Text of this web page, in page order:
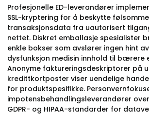
Profesjonelle ED-leverandører
SSL-kryptering for å beskytte følsomme
transaksjonsdata fra uautorisert
nettet. Diskret emballasje spesialister
enkle bokser som avslører ingen hint
dysfunksjon medisin innhold til bærere
Anonyme faktureringsdeskriptorer på
kredittkortposter viser uendelige
for produktspesifikke.
impotensbehandlingsleverandører
GDPR- og HIPAA-standarder for